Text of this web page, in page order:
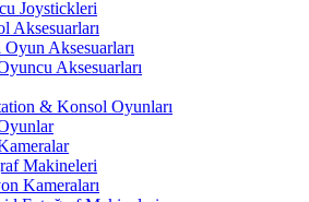
Joystickleri
Aksesuarları
Aksesuarları
Aksesuarları
& Konsol Oyunları
Makineleri
Kameraları